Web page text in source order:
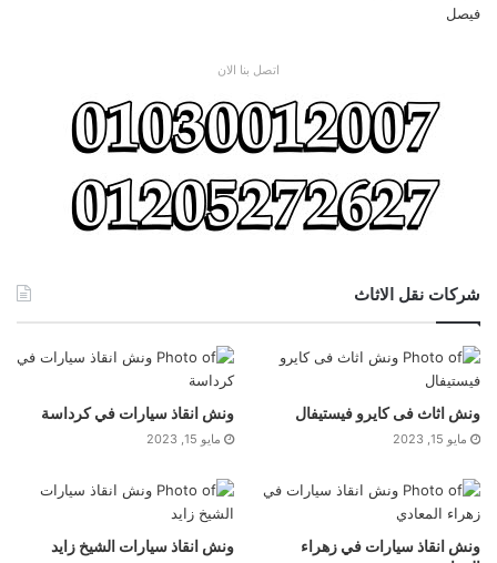
اتصل بنا الان
شركات نقل الاثاث
ونش اثاث فى كايرو فيستيفال
مايو 15, 2023
ونش انقاذ سيارات في كرداسة
مايو 15, 2023
ونش انقاذ سيارات في زهراء
ونش انقاذ سيارات الشيخ زايد